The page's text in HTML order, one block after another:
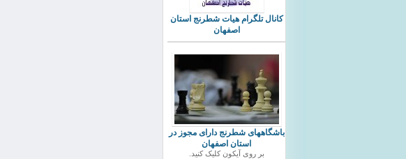
کانال تلگرام هیات شطرنج استان
اصفهان
باشگاههای شطرنج دارای مجوز در
استان اصفهان
بر روی آیکون کلیک کنید.